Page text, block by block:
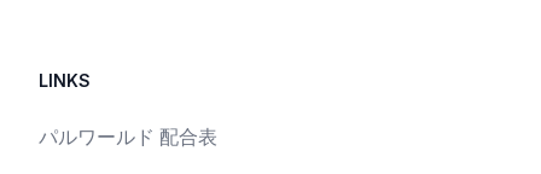
LINKS
パルワールド 配合表